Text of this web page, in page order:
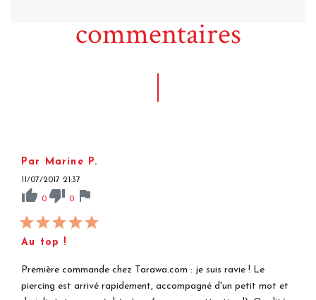
commentaires
Par Marine P.
11/07/2017 21:37
thumb_up 0 thumb_down 0 flag
Au top !
Première commande chez Tarawa.com : je suis ravie ! Le
piercing est arrivé rapidement, accompagné d'un petit mot et